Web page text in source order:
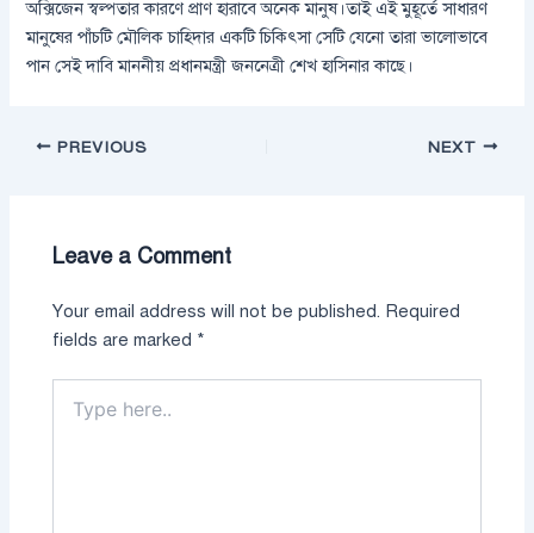
অক্সিজেন স্বল্পতার কারণে প্রাণ হারাবে অনেক মানুষ।তাই এই মুহূর্তে সাধারণ
মানুষের পাঁচটি মৌলিক চাহিদার একটি চিকিৎসা সেটি যেনো তারা ভালোভাবে
পান সেই দাবি মাননীয় প্রধানমন্ত্রী জননেত্রী শেখ হাসিনার কাছে।
PREVIOUS NEXT
Leave a Comment
Your email address will not be published. Required
fields are marked *
here..